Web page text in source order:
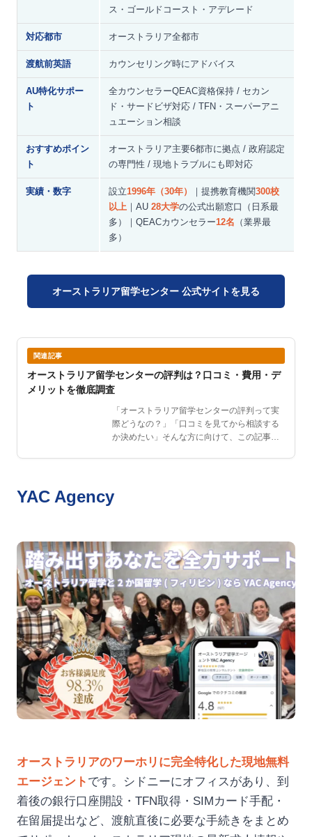
ス・ゴールドコースト・アデレード
対応都市 オーストラリア全都市
渡航前英語 カウンセリング時にアドバイス
AU特化サポー
ト
全カウンセラーQEAC資格保持 / セカン
ド・サードビザ対応 / TFN・スーパーアニ
ュエーション相談
おすすめポイン
ト
オーストラリア主要6都市に拠点 / 政府認定
の専門性 / 現地トラブルにも即対応
実績・数字 設立1996年（30年） ｜提携教育機関300校
以上 ｜AU 28大学の公式出願窓口（日系最
多）｜QEACカウンセラー12名 （業界最
多）
オーストラリア留学センター 公式サイトを見る
関連記事
オーストラリア留学センターの評判は？口コミ・費用・デ
メリットを徹底調査
「オーストラリア留学センターの評判って実
際どうなの？」「口コミを見てから相談する
か決めたい」そんな方に向けて、この記事で
YAC Agency
オーストラリアのワーホリに完全特化した現地無料
エージェント です。シドニーにオフィスがあり、到
着後の銀行口座開設・TFN取得・SIMカード手配・
在留届提出など、渡航直後に必要な手続きをまとめ